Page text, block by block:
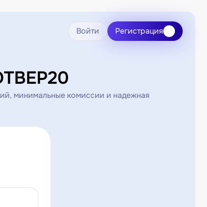
Войти Регистрация
минимальные комиссии и надежная